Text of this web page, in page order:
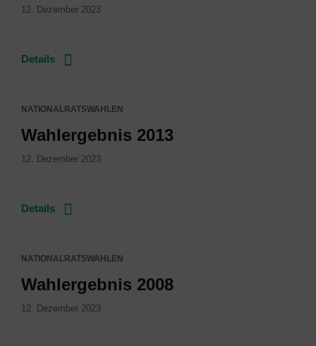
12. Dezember 2023
Details
NATIONALRATSWAHLEN
Wahlergebnis 2013
12. Dezember 2023
Details
NATIONALRATSWAHLEN
Wahlergebnis 2008
12. Dezember 2023